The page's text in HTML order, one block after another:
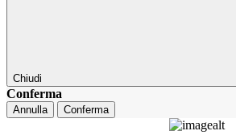
Chiudi
Conferma
Annulla Conferma